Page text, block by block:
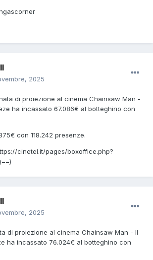
2025
di proiezione al cinema Chainsaw Man -
ha incassato 67.086€ al botteghino con
con 118.242 presenze.
cinetel.it/pages/boxoffice.php?
2025
di proiezione al cinema Chainsaw Man - Il
ha incassato 76.024€ al botteghino con